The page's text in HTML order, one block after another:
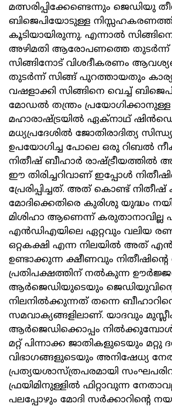
മത്സരിപ്പിക്കേണ്ടെന്നും ജെഡിയു
ബിജെപിയോടുള്ള
കൂടിയായിരുന്നു. എന്നാല്‍
അഴിമതി ആരോപണത്തെ തുടർന്ന്
സിങ്ങിനോട് വിശദീകരണം
തുടർന്ന് സിങ്ങ് പുറത്തായതും
വഷളാക്കി സിങ്ങിനെ വെച്ച്
മോഡൽ തന്ത്രം
മഹാരാഷ്ട്രയിൽ ഏക്നാഥ്
മധ്യപ്രദേശിൽ ജോതിരാദിത്യ
ഉപയോഗിച്ച പോലെ ഒരു റിബൽ
നിതീഷ് ബീഹാർ രാഷ്ട്രീയത്തിൽ
ഈ തിരിച്ചറിവാണ് ഇപ്പോള്‍
പ്രേരിപ്പിച്ചത്. അത് കൊണ്ട് നിതീഷ്
മോദിക്കെതിരെ കുരിശു യുദ്ധം
മിശിഹാ ആണെന്ന് കരുതാനാവില്ല
എൻഡിഎയിലെ ഏറ്റവും വലിയ
ഒറ്റകക്ഷി എന്ന നിലയില്‍ അത്
ഉണ്ടാക്കുന്ന ക്ഷീണവും
പ്രതിപക്ഷത്തിന് നൽകുന്ന
ആർജെഡിയുടെയും
നിലനിൽക്കുന്നത് തന്നെ
സമവാക്യങ്ങളിലാണ്. യാദവും
ആർജെഡിക്കൊപ്പം നിൽക്കുമ്പോൾ
മറ്റ് പിന്നാക്ക ജാതികളുടെയും മറ്റു
വിഭാഗങ്ങളുടെയും അനിഷേധ്യ
പ്രത്യയശാസ്ത്രപരമായി
ഫ്രയിമിനുള്ളിൽ ഫിറ്റാവുന്ന
പലപ്പോഴും മോദി സർക്കാറിന്റെ